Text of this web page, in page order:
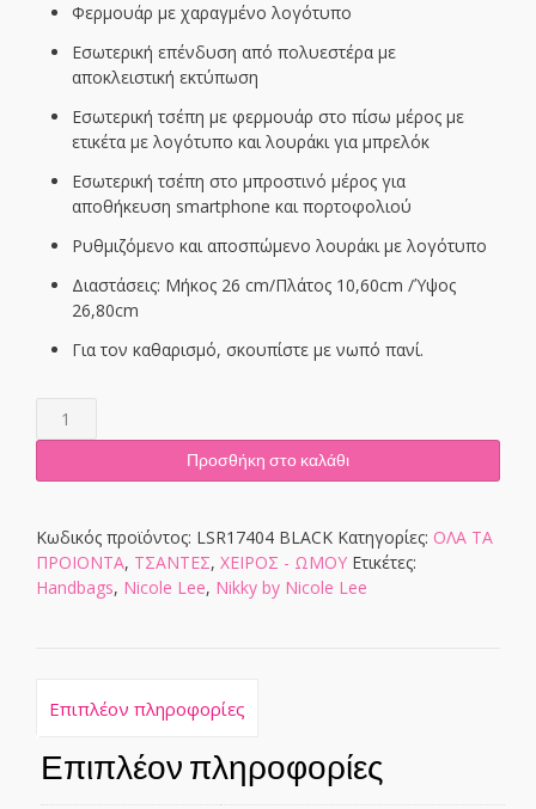
Φερμουάρ με χαραγμένο λογότυπο
Εσωτερική επένδυση από πολυεστέρα με
αποκλειστική εκτύπωση
Εσωτερική τσέπη με φερμουάρ στο πίσω μέρος με
ετικέτα με λογότυπο και λουράκι για μπρελόκ
Εσωτερική τσέπη στο μπροστινό μέρος για
αποθήκευση smartphone και πορτοφολιού
Ρυθμιζόμενο και αποσπώμενο λουράκι με λογότυπο
Διαστάσεις: Μήκος 26 cm/Πλάτος 10,60cm /Ύψος
26,80cm
Για τον καθαρισμό, σκουπίστε με νωπό πανί.
LSR17404
BLACK
Προσθήκη στο καλάθι
Κωδικός προϊόντος: LSR17404 BLACK Κατηγορίες: ΟΛΑ ΤΑ
ΠΡΟΙΟΝΤΑ, ΤΣΑΝΤΕΣ, ΧΕΙΡΟΣ - ΩΜΟΥ Ετικέτες:
Handbags, Nicole Lee, Nikky by Nicole Lee
Επιπλέον πληροφορίες
Επιπλέον πληροφορίες